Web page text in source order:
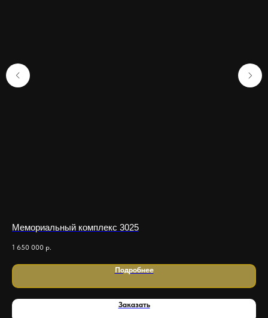
Мемориальный комплекс 3025
1 650 000 р.
Подробнее
Заказать